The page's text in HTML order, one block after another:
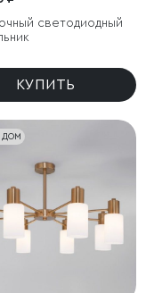
светодиодный
КУПИТЬ